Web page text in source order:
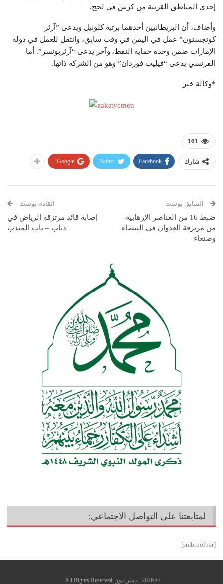
إحدى المناطق القريبة من كرش في لحج.
وأضاف، أن البريطانيين أحدهما برتبة كلونيل ويدعى ”آرثر
كونجستون” عمل في اليمن في وقت سابق، وانتقل للعمل في دولة
الإمارات ضمن وحدة حماية النفط، وآخر يدعى “آرثربونسر”. أما
الفرنسي يدعى “فيليب فوردان” وهو من الشركة ذاتها.
*وكالة خبر
161
شارك Facebook
Twitter
Google+
السابق بوست
ضبط 16 من العناصر الإرهابية
من مرتزقة العدوان في البيضاء
وصنعاء
القادم بوست
إصابة قائد مرتزقة الرياض في
ذباب – باب المندب
لمتابعتنا على التواصل الاجتماعي:
[smbtoolbar]
© 2026 - ذمار نيوز. All Rights Reserved.